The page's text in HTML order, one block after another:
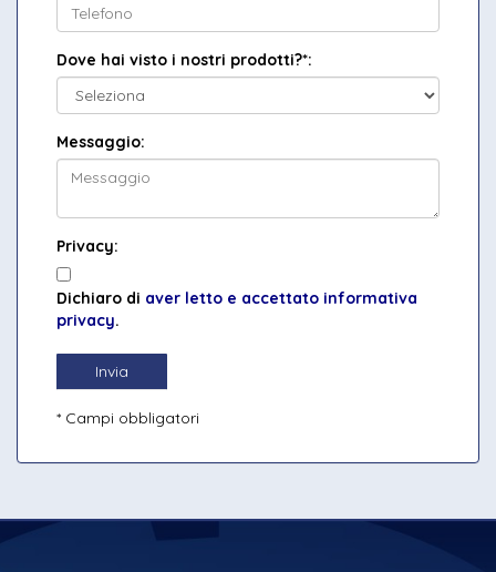
Dove hai visto i nostri prodotti?*:
Messaggio:
Privacy:
Dichiaro di aver letto e accettato informativa
privacy.
Invia
* Campi obbligatori